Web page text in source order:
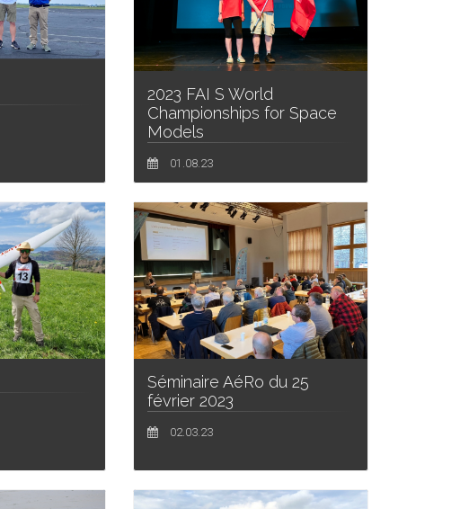
2023 FAI S World
Championships for Space
Models
01.08.23
Séminaire AéRo du 25
février 2023
02.03.23